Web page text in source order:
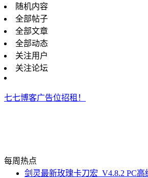
随机内容
全部帖子
全部文章
全部动态
关注用户
关注论坛
七七博客广告位招租！
每周热点
剑灵最新玫瑰卡刀宏_V4.8.2 PC高